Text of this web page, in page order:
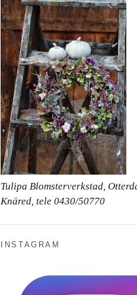
Tulipa Blomsterverkstad,
Knäred, tele 0430/50770
INSTAGRAM